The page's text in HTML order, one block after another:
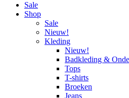
Sale
Shop
Sale
Nieuw!
Kleding
Nieuw!
Badkleding &
Tops
T-shirts
Broeken
Jeans